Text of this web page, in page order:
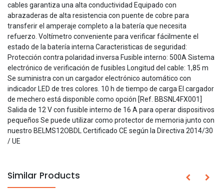
cables garantiza una alta conductividad Equipado con
abrazaderas de alta resistencia con puente de cobre para
transferir el amperaje completo a la batería que necesita
refuerzo. Voltímetro conveniente para verificar fácilmente el
estado de la batería interna Caracteristicas de seguridad:
Protección contra polaridad inversa Fusible interno: 500A Sistema
electrónico de verificación de fusibles Longitud del cable: 1,85 m
Se suministra con un cargador electrónico automático con
indicador LED de tres colores. 10 h de tiempo de carga El cargador
de mechero está disponible como opción [Ref. BBSNL4FX001]
Salida de 12 V con fusible interno de 16 A para operar dispositivos
pequeños Se puede utilizar como protector de memoria junto con
nuestro BELMS12OBDL Certificado CE según la Directiva 2014/30
/ UE
Similar Products